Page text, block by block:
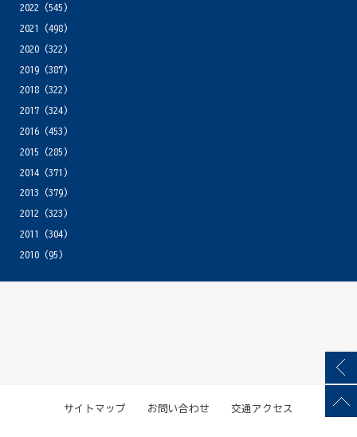
2022 (545)
2021
(498)
2020(322)
2019(387)
2018(322)
2017(324)
2016(453)
2015 (285)
2014(371)
2013 (379)
2012 (323)
2011
(304)
2010(95)
サイトマップ お問い合わせ 交通アクセス